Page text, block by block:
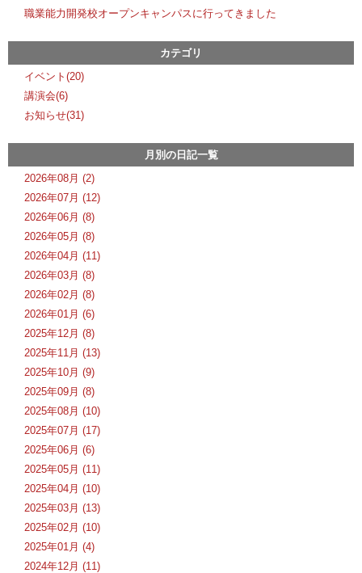
職業能力開発校オープンキャンパスに行ってきました
カテゴリ
イベント(20)
講演会(6)
お知らせ(31)
月別の日記一覧
2026年08月 (2)
2026年07月 (12)
2026年06月 (8)
2026年05月 (8)
2026年04月 (11)
2026年03月 (8)
2026年02月 (8)
2026年01月 (6)
2025年12月 (8)
2025年11月 (13)
2025年10月 (9)
2025年09月 (8)
2025年08月 (10)
2025年07月 (17)
2025年06月 (6)
2025年05月 (11)
2025年04月 (10)
2025年03月 (13)
2025年02月 (10)
2025年01月 (4)
2024年12月 (11)